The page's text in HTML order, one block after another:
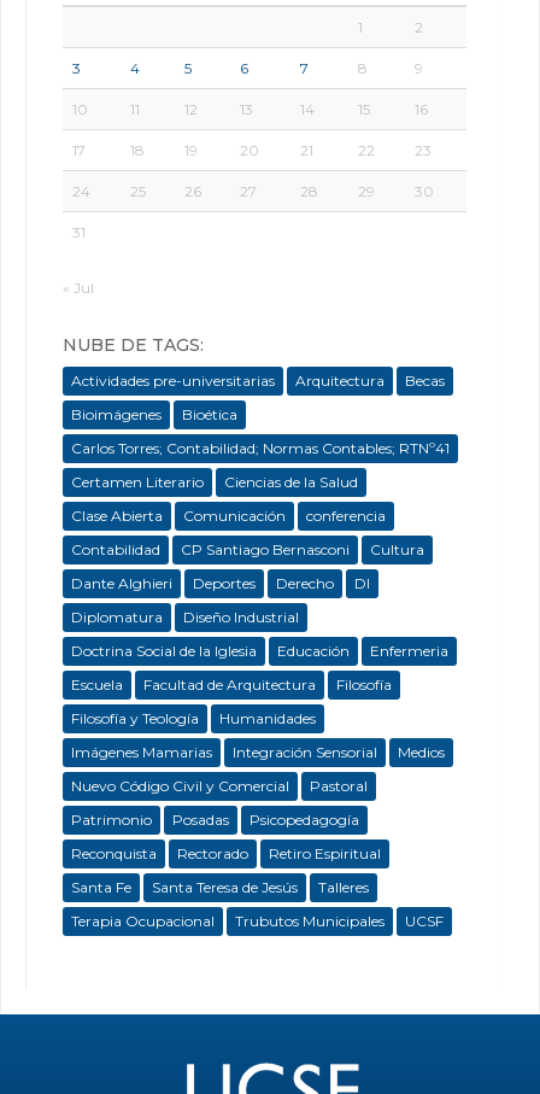
1 2
3 4 5 6 7 8 9
10 11 12 13 14 15 16
17 18 19 20 21 22 23
24 25 26 27 28 29 30
31
« Jul
NUBE DE TAGS:
Actividades pre-universitarias Arquitectura
Becas
Bioimágenes
Bioética
Carlos Torres; Contabilidad; Normas Contables; RTNº41
Certamen Literario
Ciencias de la Salud
Clase Abierta
Comunicación
conferencia
Contabilidad
CP Santiago Bernasconi
Cultura
Dante Alghieri
Deportes Derecho
DI
Diplomatura
Diseño Industrial
Doctrina Social de la Iglesia
Educación
Enfermeria
Escuela
Facultad de Arquitectura
Filosofía
Filosofía y Teología
Humanidades
Imágenes Mamarias
Integración Sensorial
Medios
Nuevo Código Civil y Comercial
Pastoral
Patrimonio
Posadas
Psicopedagogía
Reconquista
Rectorado
Retiro Espiritual
Santa Fe
Santa Teresa de Jesús
Talleres
Terapia Ocupacional
Trubutos Municipales UCSF